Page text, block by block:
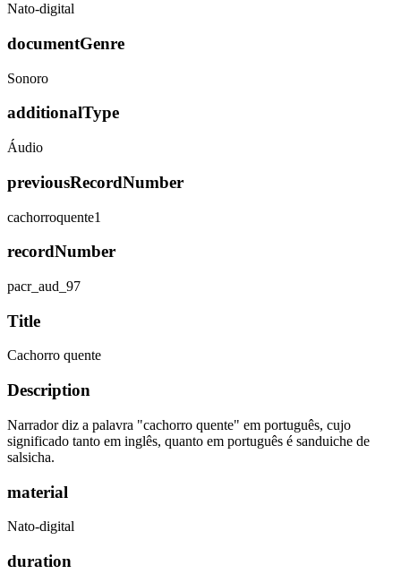
Nato-digital
documentGenre
Sonoro
additionalType
Áudio
previousRecordNumber
cachorroquente1
recordNumber
pacr_aud_97
Title
Cachorro quente
Description
Narrador diz a palavra "cachorro quente" em português, cujo
significado tanto em inglês, quanto em português é sanduiche de
salsicha.
material
Nato-digital
duration